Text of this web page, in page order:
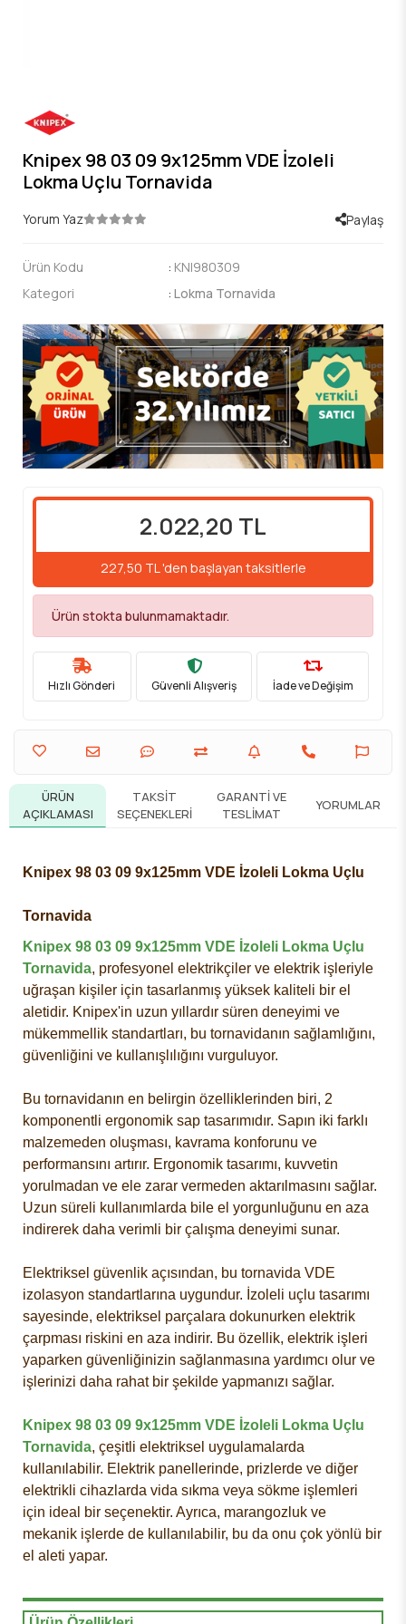
Knipex 98 03 09 9x125mm VDE İzoleli
Lokma Uçlu Tornavida
Yorum Yaz Paylaş
Ürün Kodu : KNI980309
Kategori
: Lokma Tornavida
2.022,20 TL
227,50 TL 'den başlayan taksitlerle
Ürün stokta bulunmamaktadır.
Hızlı Gönderi Güvenli Alışveriş İade ve Değişim
ÜRÜN
AÇIKLAMASI
TAKSIT
SEÇENEKLERI
GARANTI VE
TESLIMAT
YORUMLAR
Knipex 98 03 09 9x125mm VDE İzoleli Lokma Uçlu
Tornavida
Knipex 98 03 09 9x125mm VDE İzoleli Lokma Uçlu
Tornavida, profesyonel elektrikçiler ve elektrik işleriyle
uğraşan kişiler için tasarlanmış yüksek kaliteli bir el
aletidir. Knipex'in uzun yıllardır süren deneyimi ve
mükemmellik standartları, bu tornavidanın sağlamlığını,
güvenliğini ve kullanışlılığını vurguluyor.
Bu tornavidanın en belirgin özelliklerinden biri, 2
komponentli ergonomik sap tasarımıdır. Sapın iki farklı
malzemeden oluşması, kavrama konforunu ve
performansını artırır. Ergonomik tasarımı, kuvvetin
yorulmadan ve ele zarar vermeden aktarılmasını sağlar.
Uzun süreli kullanımlarda bile el yorgunluğunu en aza
indirerek daha verimli bir çalışma deneyimi sunar.
Elektriksel güvenlik açısından, bu tornavida VDE
izolasyon standartlarına uygundur. İzoleli uçlu tasarımı
sayesinde, elektriksel parçalara dokunurken elektrik
çarpması riskini en aza indirir. Bu özellik, elektrik işleri
yaparken güvenliğinizin sağlanmasına yardımcı olur ve
işlerinizi daha rahat bir şekilde yapmanızı sağlar.
Knipex 98 03 09 9x125mm VDE İzoleli Lokma Uçlu
Tornavida, çeşitli elektriksel uygulamalarda
kullanılabilir. Elektrik panellerinde, prizlerde ve diğer
elektrikli cihazlarda vida sıkma veya sökme işlemleri
için ideal bir seçenektir. Ayrıca, marangozluk ve
mekanik işlerde de kullanılabilir, bu da onu çok yönlü bir
el aleti yapar.